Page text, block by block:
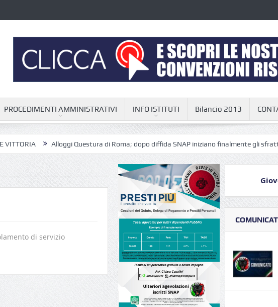
PROCEDIMENTI AMMINISTRATIVI INFO ISTITUTI Bilancio 2013
Alloggi Questura di Roma; dopo diffida SNAP iniziano finalmente gli sfratti
di servizio